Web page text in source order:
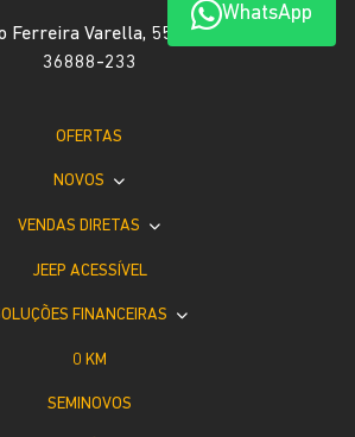
WhatsApp
Ferreira Varella, 55 - Universitário, -
36888-233
OFERTAS
NOVOS
VENDAS DIRETAS
JEEP ACESSÍVEL
FINANCEIRAS
0 KM
SEMINOVOS